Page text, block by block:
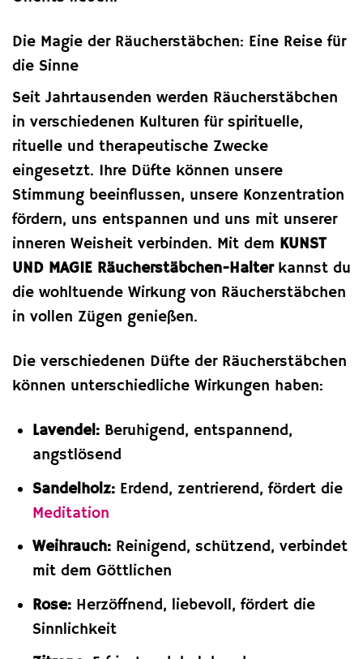
Die Magie der Räucherstäbchen: Eine Reise für
die Sinne
Seit Jahrtausenden werden Räucherstäbchen
in verschiedenen Kulturen für spirituelle,
rituelle und therapeutische Zwecke
eingesetzt. Ihre Düfte können unsere
Stimmung beeinflussen, unsere Konzentration
fördern, uns entspannen und uns mit unserer
inneren Weisheit verbinden. Mit dem KUNST
UND MAGIE Räucherstäbchen-Halterkannst du
die wohltuende Wirkung von Räucherstäbchen
in vollen Zügen genießen.
Die verschiedenen Düfte der Räucherstäbchen
können unterschiedliche Wirkungen haben:
Lavendel:Beruhigend, entspannend,
angstlösend
Sandelholz:Erdend, zentrierend, fördert die
Meditation
Weihrauch:Reinigend, schützend, verbindet
mit dem Göttlichen
Rose:Herzöffnend, liebevoll, fördert die
Sinnlichkeit